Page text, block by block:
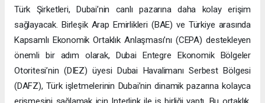
Türk Şirketleri, Dubai’nin canlı pazarına daha kolay erişim
sağlayacak. Birleşik Arap Emirlikleri (BAE) ve Türkiye arasında
Kapsamlı Ekonomik Ortaklık Anlaşması’nı (CEPA) destekleyen
önemli bir adım olarak, Dubai Entegre Ekonomik Bölgeler
Otoritesi’nin (DIEZ) üyesi Dubai Havalimanı Serbest Bölgesi
(DAFZ), Türk işletmelerinin Dubai’nin dinamik pazarına kolayca